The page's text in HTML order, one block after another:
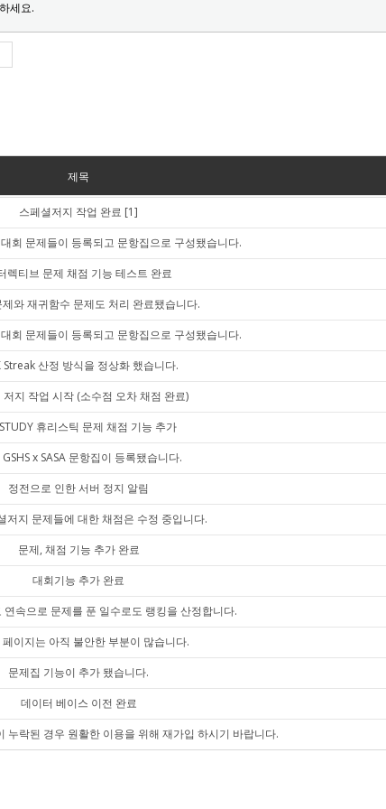
세요.
제목
스페셜저지 작업 완료 [1]
회 문제들이 등록되고 문항집으로 구성됐습니다.
렉티브 문제 채점 기능 테스트 완료
와 재귀함수 문제도 처리 완료됐습니다.
회 문제들이 등록되고 문항집으로 구성됐습니다.
Streak 산정 방식을 정상화 했습니다.
저지 작업 시작 (소수점 오차 채점 완료)
휴리스틱 문제 채점 기능 추가
x SASA 문항집이 등록됐습니다.
정전으로 인한 서버 정지 알림
저지 문제들에 대한 채점은 수정 중입니다.
문제, 채점 기능 추가 완료
대회기능 추가 완료
연속으로 문제를 푼 일수로도 랭킹을 산정합니다.
페이지는 아직 불안한 부분이 많습니다.
문제집 기능이 추가 됐습니다.
데이터 베이스 이전 완료
누락된 경우 원활한 이용을 위해 재가입 하시기 바랍니다.